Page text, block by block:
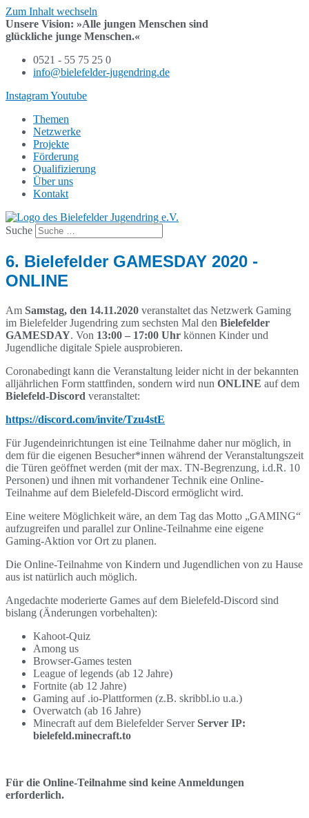
Zum Inhalt wechseln
Unsere Vision: »Alle jungen Menschen sind
glückliche junge Menschen.«
0521 - 55 75 25 0
info@bielefelder-jugendring.de
InstagramYoutube
Themen
Netzwerke
Projekte
Förderung
Qualifizierung
Über uns
Kontakt
Suche
6. Bielefelder GAMESDAY 2020 -
ONLINE
Am Samstag, den 14.11.2020 veranstaltet das Netzwerk Gaming
im Bielefelder Jugendring zum sechsten Mal den Bielefelder
GAMESDAY. Von 13:00 – 17:00 Uhr können Kinder und
Jugendliche digitale Spiele ausprobieren.
Coronabedingt kann die Veranstaltung leider nicht in der bekannten
alljährlichen Form stattfinden, sondern wird nun ONLINE auf dem
Bielefeld-Discord veranstaltet:
https://discord.com/invite/Tzu4stE
Für Jugendeinrichtungen ist eine Teilnahme daher nur möglich, in
dem für die eigenen Besucher*innen während der Veranstaltungszeit
die Türen geöffnet werden (mit der max. TN-Begrenzung, i.d.R. 10
Personen) und ihnen mit vorhandener Technik eine Online-
Teilnahme auf dem Bielefeld-Discord ermöglicht wird.
Eine weitere Möglichkeit wäre, an dem Tag das Motto „GAMING“
aufzugreifen und parallel zur Online-Teilnahme eine eigene
Gaming-Aktion vor Ort zu planen.
Die Online-Teilnahme von Kindern und Jugendlichen von zu Hause
aus ist natürlich auch möglich.
Angedachte moderierte Games auf dem Bielefeld-Discord sind
bislang (Änderungen vorbehalten):
Kahoot-Quiz
Among us
Browser-Games testen
League of legends (ab 12 Jahre)
Fortnite (ab 12 Jahre)
Gaming auf .io-Plattformen (z.B. skribbl.io u.a.)
Overwatch (ab 16 Jahre)
Minecraft auf dem Bielefelder ServerServer IP:
bielefeld.minecraft.to
Für die Online-Teilnahme sind keine Anmeldungen
erforderlich.